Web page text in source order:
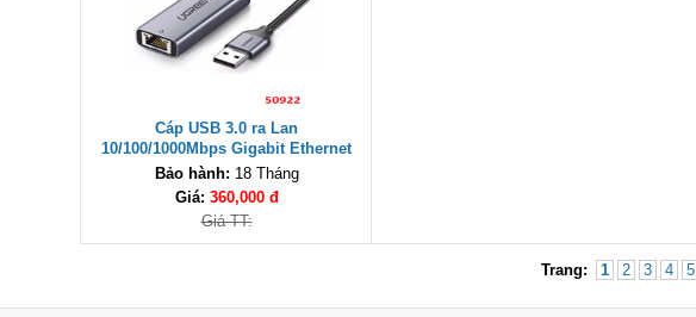
Cáp USB 3.0 ra Lan
10/100/1000Mbps Gigabit Ethernet
Ugreen 50922 cao cấp
Bảo hành: 18 Tháng
Giá: 360,000 đ
Giá TT:
Trang: 1 2 3 4 5